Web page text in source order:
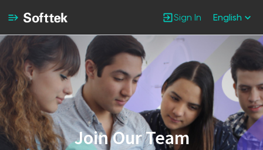
Sign In English
Single
Position
Join Our Team